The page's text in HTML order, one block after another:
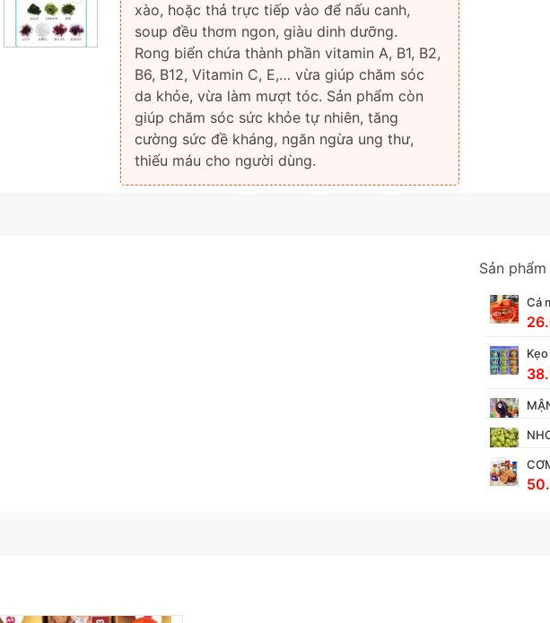
xào, hoặc thả trực tiếp vào để nấu canh,
soup đều thơm ngon, giàu dinh dưỡng.
Rong biển chứa thành phần vitamin A, B1, B2,
B6, B12, Vitamin C, E,… vừa giúp chăm sóc
da khỏe, vừa làm mượt tóc. Sản phẩm còn
giúp chăm sóc sức khỏe tự nhiên, tăng
cường sức đề kháng, ngăn ngừa ung thư,
thiếu máu cho người dùng.
Sản
Cá